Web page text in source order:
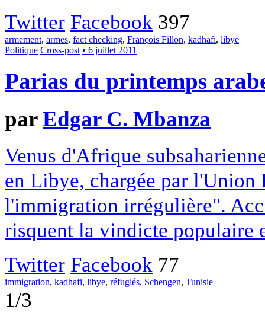
Twitter Facebook 397
armement, armes, fact checking, François Fillon, kadhafi, libye
Politique Cross-post • 6 juillet 2011
Parias du printemps
parEdgar C. Mbanza
Venus d'Afrique
en Libye, chargée par l'Union
l'immigration irrégulière".
risquent la vindicte populaire
Twitter Facebook 77
immigration, kadhafi, libye, réfugiés, Schengen, Tunisie
1/3